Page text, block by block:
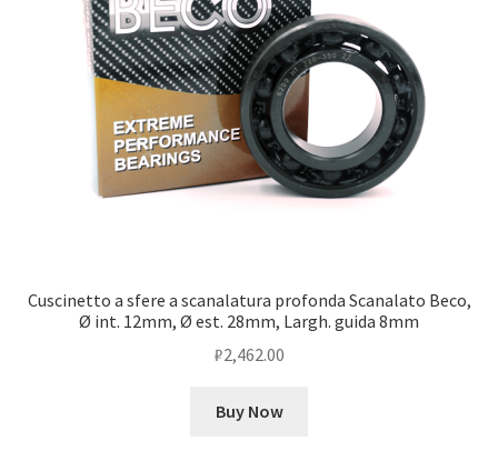
Cuscinetto a sfere a scanalatura profonda Scanalato Beco,
Ø int. 12mm, Ø est. 28mm, Largh. guida 8mm
₽2,462.00
Buy Now